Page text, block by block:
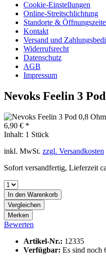
Cookie-Einstellungen
Online-Streitschlichtung
Standorte &
Kontakt
Versand und
Widerrufsrecht
Datenschutz
AGB
Impressum
Nevoks Feelin 3
6,90 € *
Inhalt: 1 Stück
inkl. MwSt. zzgl. Versandkosten
Sofort versandfertig, Lieferzeit
In den Warenkorb
Vergleichen
Merken
Bewerten
Artikel-Nr.: 12335
Verfügbar: Es sind noch